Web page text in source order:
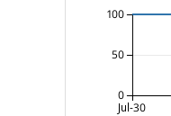
Jul-30
0
50
100